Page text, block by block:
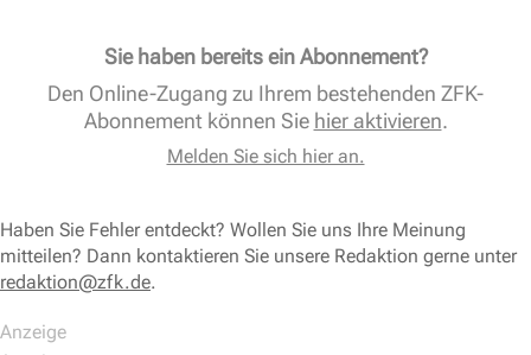
Sie haben bereits ein Abonnement?
Den Online-Zugang zu Ihrem bestehenden ZFK-
Abonnement können Sie hier aktivieren.
Melden Sie sich hier an.
Haben Sie Fehler entdeckt? Wollen Sie uns Ihre Meinung
mitteilen? Dann kontaktieren Sie unsere Redaktion gerne unter
redaktion@zfk.de.